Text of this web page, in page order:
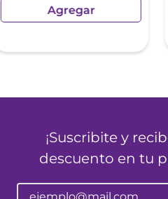
Agregar
¡Suscribite y
descuento en tu